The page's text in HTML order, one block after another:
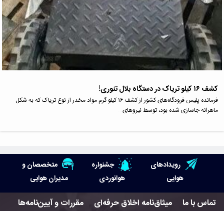
کشف ۱۶ کیلو تریاک در دستگاه بلال تنوری!
فرمانده پلیس فرودگاه‌های کشور از کشف ۱۶ کیلو گرم مواد مخدر از نوع تریاک که به شکل
ماهرانه جاسازی شده بود، توسط نیروهای…
رویدادهای
هوایی
جشنواره
هوانوردی
متخصصان و
مدیران هوایی
تماس با ما میثاق‌نامه اخلاق حرفه‌ای مقررات و آیین‌نامه‌ها